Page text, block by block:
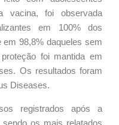
vacina, foi observada
em 100% dos
98,8% daqueles sem
foi mantida em
Os resultados foram
Diseases.
registrados após a